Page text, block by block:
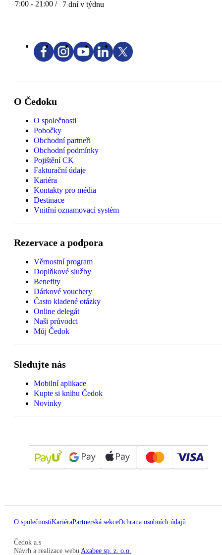
7:00 - 21:00 / 7 dní v týdnu
O Čedoku
O společnosti
Pobočky
Obchodní partneři
Obchodní podmínky
Pojištění CK
Fakturační údaje
Kariéra
Kontakty pro média
Destinace
Vnitřní oznamovací systém
Rezervace a podpora
Věrnostní program
Doplňkové služby
Benefity
Dárkové vouchery
Často kladené otázky
Online delegát
Naši průvodci
Můj Čedok
Sledujte nás
Mobilní aplikace
Kupte si knihu Čedok
Novinky
O společnostiKariéraPartnerská sekceOchrana osobních údajů
Čedok a.s
Návrh a realizace webu Axabee sp. z. o.o.